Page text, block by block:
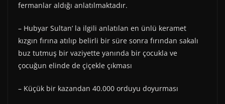
fermanlar aldığı anlatılmaktadır.
– Hubyar Sultan’ la ilgili anlatılan en ünlü keramet
kızgın fırına atılıp belirli bir süre sonra fırından sakalı
buz tutmuş bir vaziyette yanında bir çocukla ve
çocuğun elinde de çiçekle çıkması
– Küçük bir kazandan 40.000 orduyu doyurması